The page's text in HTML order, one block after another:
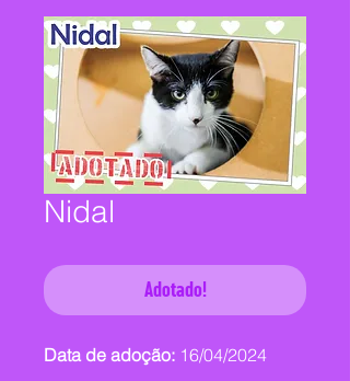
Nidal
Adotado!
Data de adoção: 16/04/2024